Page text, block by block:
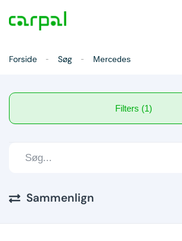
Forside Søg Mercedes
Filters (1)
Sammenlign